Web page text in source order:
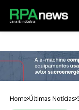
Home Últimas Notícias